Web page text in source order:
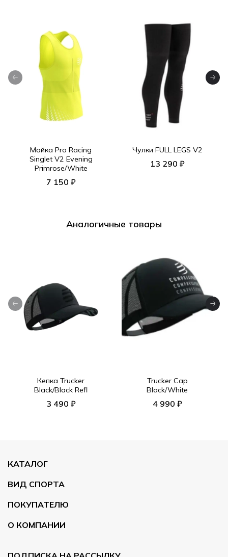
Майка Pro Racing
Singlet V2 Evening
Primrose/White
7 150 ₽
Чулки FULL LEGS V2
13 290 ₽
Аналогичные товары
Кепка Trucker
Black/Black Refl
3 490 ₽
Trucker Cap
Black/White
4 990 ₽
КАТАЛОГ
ВИД СПОРТА
ПОКУПАТЕЛЮ
О КОМПАНИИ